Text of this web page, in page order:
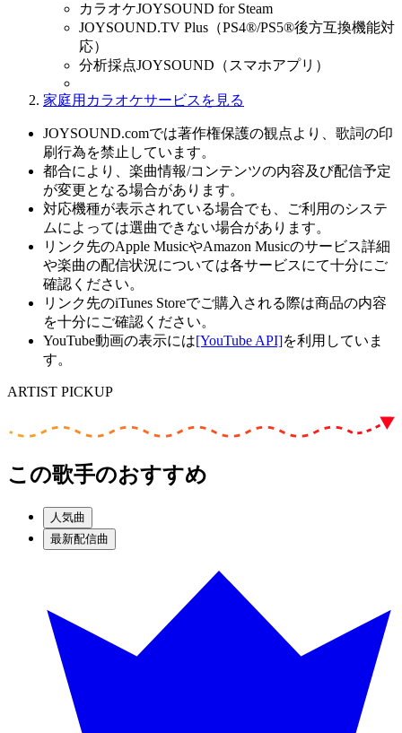
カラオケJOYSOUND for Steam
JOYSOUND.TV Plus（PS4®/PS5®後方互換機能対
応）
分析採点JOYSOUND（スマホアプリ）
家庭用カラオケサービスを見る
JOYSOUND.comでは著作権保護の観点より、歌詞の印
刷行為を禁止しています。
都合により、楽曲情報/コンテンツの内容及び配信予定
が変更となる場合があります。
対応機種が表示されている場合でも、ご利用のシステ
ムによっては選曲できない場合があります。
リンク先のApple MusicやAmazon Musicのサービス詳細
や楽曲の配信状況については各サービスにて十分にご
確認ください。
リンク先のiTunes Storeでご購入される際は商品の内容
を十分にご確認ください。
YouTube動画の表示には[YouTube API]を利用していま
す。
ARTIST PICKUP
この歌手のおすすめ
人気曲
最新配信曲